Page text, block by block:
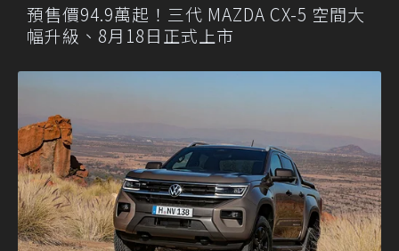
預售價94.9萬起！三代 MAZDA CX-5 空間大
幅升級、8月18日正式上市